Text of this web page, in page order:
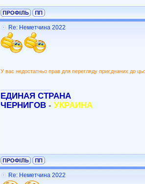
Re: Неметчина 2022
У вас недостатньо прав для перегляду приєднаних до
ЕДИНАЯ СТРАНА
ЧЕРНИГОВ - УКРАИНА
Re: Неметчина 2022